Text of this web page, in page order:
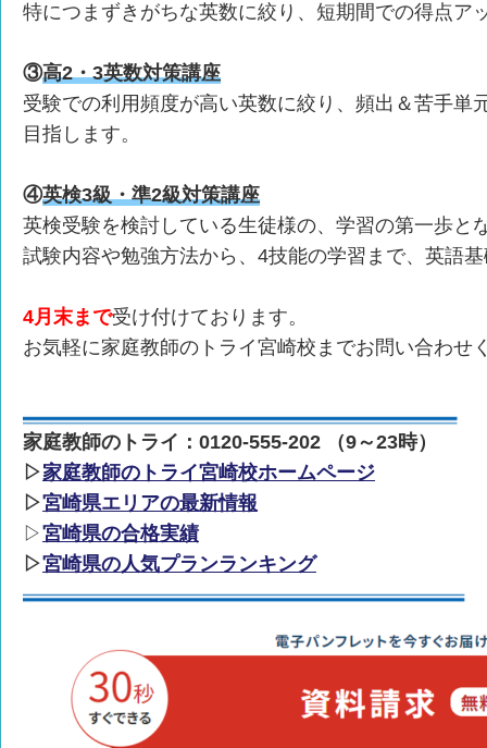
特につまずきがちな英数に絞り、短期間での得点ア
③高2・3英数対策講座
受験での利用頻度が高い英数に絞り、頻出＆苦手単
目指します。
④英検3級・準2級対策講座
英検受験を検討している生徒様の、学習の第一歩と
試験内容や勉強方法から、4技能の学習まで、英語
4月末まで受け付けております。
お気軽に家庭教師のトライ宮崎校までお問い合わせ
家庭教師のトライ：0120-555-202 （9～23時）
▷家庭教師のトライ宮崎校ホームページ
▷宮崎県エリアの最新情報
▷宮崎県の合格実績
▷宮崎県の人気プランランキング